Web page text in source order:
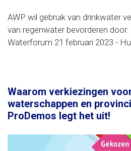
AWP wil gebruik van drinkwater
van regenwater bevorderen
Waterforum 21 februari 2023 -
Waarom verkiezingen
waterschappen en
ProDemos legt het uit!